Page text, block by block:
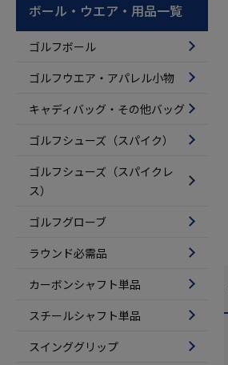
ボール・ウエア・用品一覧
ゴルフボール
ゴルフウエア・アパレル小物
キャディバッグ・その他バッグ
ゴルフシューズ（スパイク）
ゴルフシューズ（スパイクレ
ス）
ゴルフグローブ
ラウンド必需品
カーボンシャフト単品
スチールシャフト単品
スインググリップ